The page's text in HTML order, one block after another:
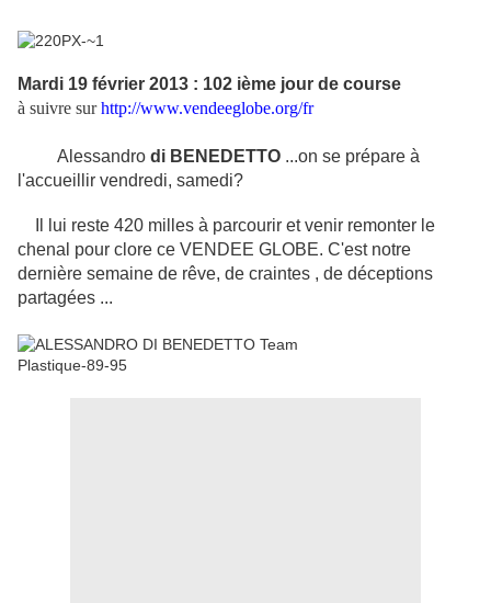
Mardi 19 février 2013 : 102 ième jour de course
à suivre surhttp://www.vendeeglobe.org/fr
Alessandro di BENEDETTO ...on se prépare à
l'accueillir vendredi, samedi?
Il lui reste 420 milles à parcourir et venir remonter le
chenal pour clore ce VENDEE GLOBE. C'est notre
dernière semaine de rêve, de craintes , de déceptions
partagées ...